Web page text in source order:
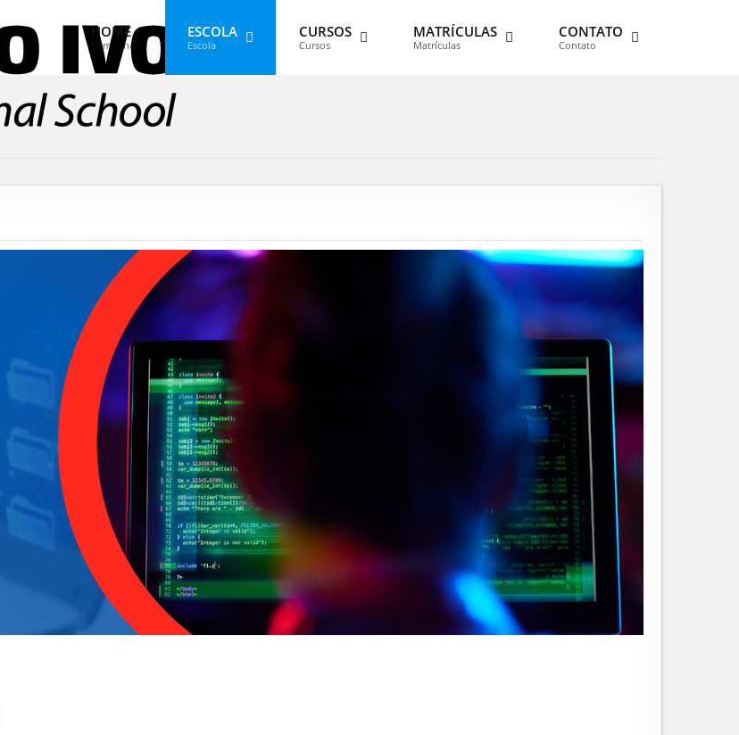
HOME
Bem-vindo
ESCOLA
Escola
CURSOS
Cursos
MATRÍCULAS
Matrículas
CONTATO
Contato